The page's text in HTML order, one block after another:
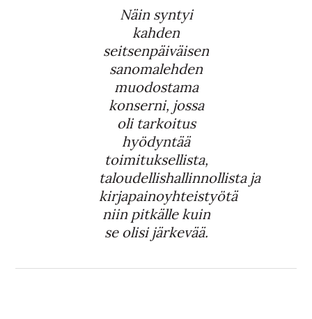
Näin syntyi
kahden
seitsenpäiväisen
sanomalehden
muodostama
konserni, jossa
oli tarkoitus
hyödyntää
toimituksellista,
taloudellishallinnollista ja
kirjapainoyhteistyötä
niin pitkälle kuin
se olisi järkevää.